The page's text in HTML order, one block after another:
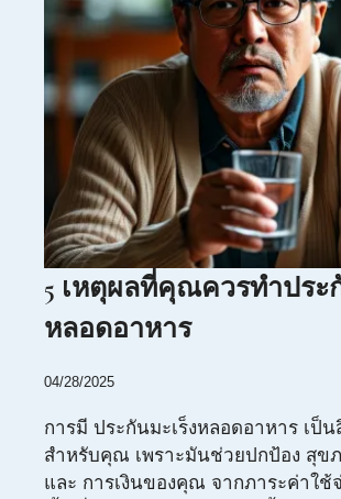
5 เหตุผลที่คุณควรทำประ
หลอดอาหาร
04/28/2025
การมี ประกันมะเร็งหลอดอาหาร เป็
สำหรับคุณ เพราะมันช่วยปกป้อง สุข
และ การเงินของคุณ จากภาระค่าใช้